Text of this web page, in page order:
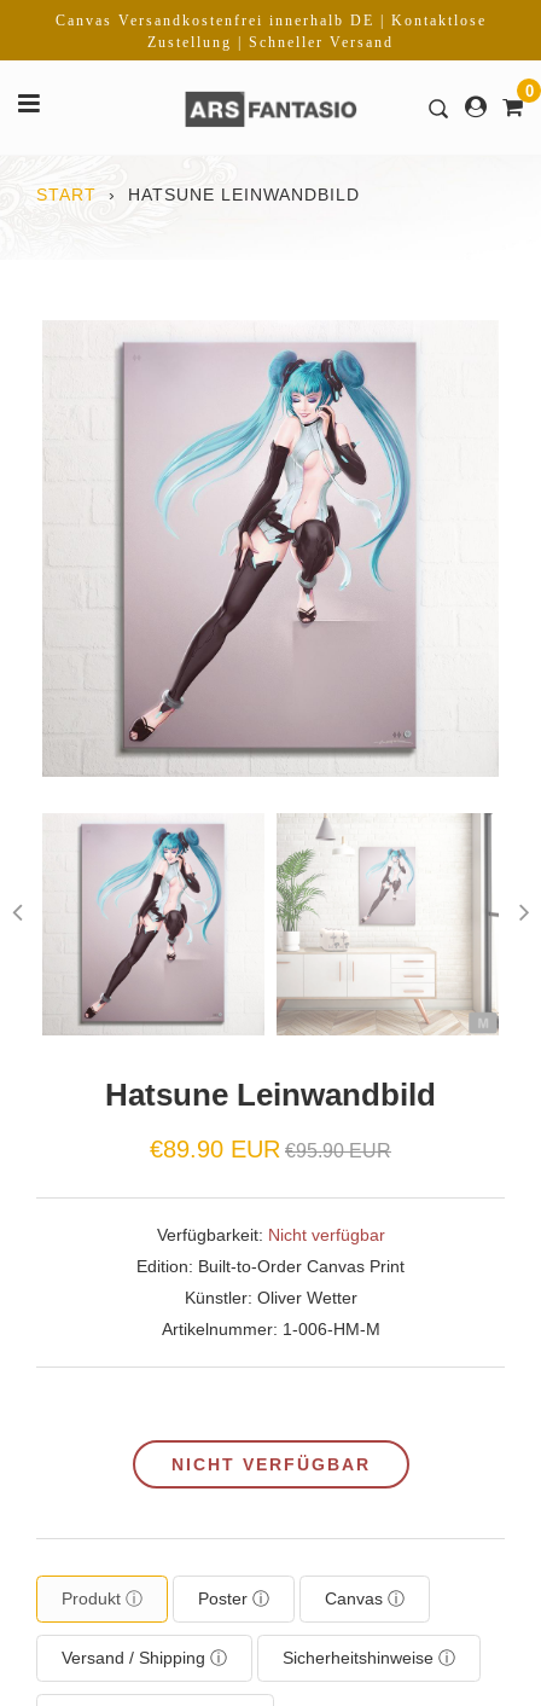
Inhalt
Canvas Versandkostenfrei innerhalb DE | Kontaktlose
Zustellung | Schneller Versand
0
START › HATSUNE LEINWANDBILD
Hatsune Leinwandbild
€89.90 EUR Normaler
€95.90 EUR
Verfügbarkeit: Nicht verfügbar
Edition: Built-to-Order Canvas Print
Künstler: Oliver Wetter
Artikelnummer: 1-006-HM-M
NICHT VERFÜGBAR
Produkt ⓘ Poster ⓘ Canvas ⓘ
Versand / Shipping ⓘ Sicherheitshinweise ⓘ